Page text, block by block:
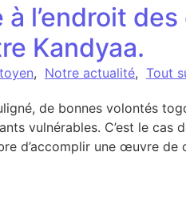
l’endroit
Kandyaa.
, Notre actualité, Tout
de bonnes volontés
vulnérables. C’est le
d’accomplir une œuvre